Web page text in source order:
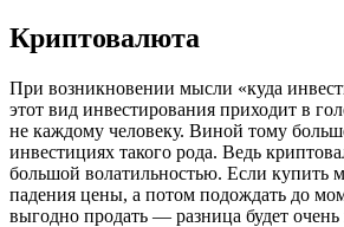
Криптовалюта
При возникновении мысли «куда
этот вид инвестирования приходит в
не каждому человеку. Виной тому
инвестициях такого рода. Ведь
большой волатильностью. Если купить
падения цены, а потом подождать до
выгодно продать — разница будет очень